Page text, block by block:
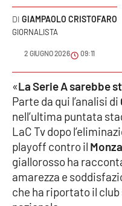
Meteo
Editoriali
VIDEO
Ambiente
Cronaca
Cultura
GIAMPAOLO CRISTOFARO
GIORNALISTA
2 GIUGNO 2026 09:11
«La Serie A sarebbe
Parte da qui l’analisi di
nell’ultima puntata
LaC Tv dopo
playoff contro il Monza
giallorosso ha
amarezza e
che ha riportato il